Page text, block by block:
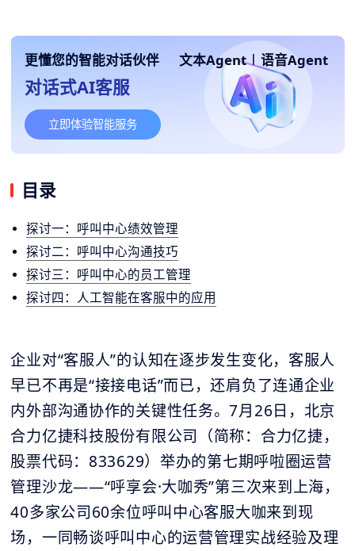
更懂您的智能对话伙伴 文本Agent | 语音Agent
对话式AI客服
立即体验智能服务
目录
探讨一：呼叫中心绩效管理
探讨二：呼叫中心沟通技巧
探讨三：呼叫中心的员工管理
探讨四：人工智能在客服中的应用
企业对“客服人”的认知在逐步发生变化，客服人
早已不再是“接接电话”而已，还肩负了连通企业
内外部沟通协作的关键性任务。7月26日，北京
合力亿捷科技股份有限公司（简称：合力亿捷，
股票代码：833629）举办的第七期呼啦圈运营
管理沙龙——“呼享会·大咖秀”第三次来到上海，
40多家公司60余位呼叫中心客服大咖来到现
场，一同畅谈呼叫中心的运营管理实战经验及理